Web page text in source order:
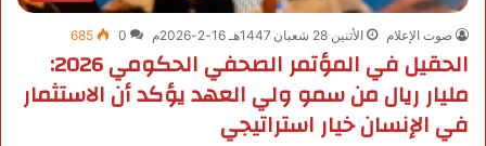
صوت الإعلام الأثنين 28 شعبان 1447هـ 16-2-2026م 0
685
الحقيل في المؤتمر الصحفي الحكومي 2026:
مليار ريال من سمو ولي العهد يؤكد أن الاستثمار
في الإنسان خيار استراتيجي